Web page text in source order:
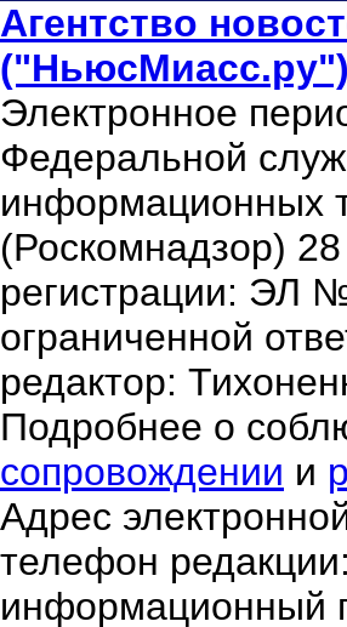
Агентство
("НьюсМиасс.ру")
Электронное
Федеральной
информационных
(Роскомнадзор)
регистрации: ЭЛ
ограниченной
редактор:
Подробнее о
сопровождении и
Адрес
телефон редакции:
информационный